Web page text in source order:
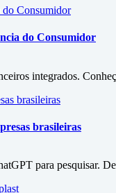
do Consumidor
integrados.
brasileiras
para pesquisar.